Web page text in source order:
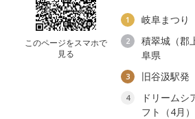
このページをスマホで
見る
1 岐阜まつ
2
積翠城（郡
阜県
3 旧谷汲駅
4
ドリーム
フト（4月